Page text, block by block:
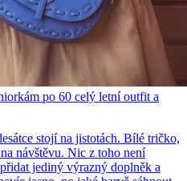
po 60 celý letní outfit a
stojí na jistotách. Bílé tričko,
návštěvu. Nic z toho není
jediný výrazný doplněk a